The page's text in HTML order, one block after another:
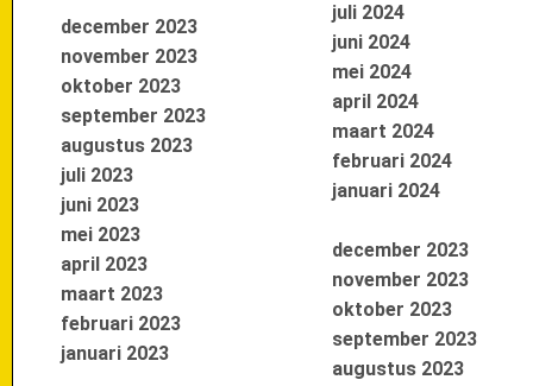
december 2023
november 2023
oktober 2023
september 2023
augustus 2023
juli 2023
juni 2023
mei 2023
april 2023
maart 2023
februari 2023
januari 2023
juli 2024
juni 2024
mei 2024
april 2024
maart 2024
februari 2024
januari 2024
december 2023
november 2023
oktober 2023
september 2023
augustus 2023